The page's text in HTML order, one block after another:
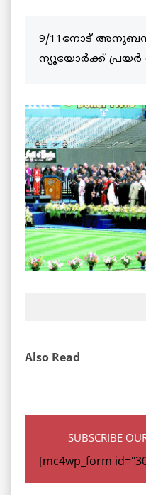
9/11നോട്‌
ന്യൂയോർക്ക്
Also Read
SUBSCRIBE
[mc4wp_form